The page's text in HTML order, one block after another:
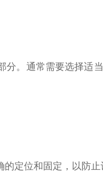
。通常需要选择适
位和固定，以防止